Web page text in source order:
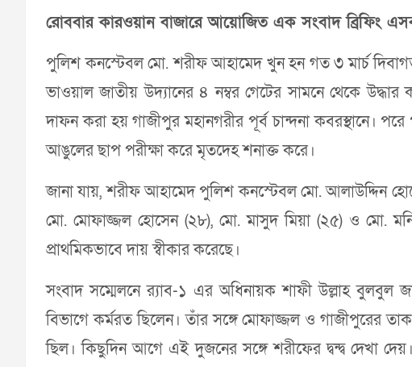
রোববার কারওয়ান বাজারে আয়োজিত এক সংবাদ ব্রিফিং
পুলিশ কনস্টেবল মো. শরীফ আহামেদ খুন হন গত ৩ মার্চ
ভাওয়াল জাতীয় উদ্যানের ৪ নম্বর গেটের সামনে থেকে
দাফন করা হয় গাজীপুর মহানগরীর পূর্ব চান্দনা কবরস্থানে।
আঙুলের ছাপ পরীক্ষা করে মৃতদেহ শনাক্ত করে।
জানা যায়, শরীফ আহামেদ পুলিশ কনস্টেবল মো. আলাউদ্দিন
মো. মোফাজ্জল হোসেন (২৮), মো. মাসুদ মিয়া (২৫) ও মো.
প্রাথমিকভাবে দায় স্বীকার করেছে।
সংবাদ সম্মেলনে র‍্যাব-১ এর অধিনায়ক শাফী উল্লাহ বুলবুল
বিভাগে কর্মরত ছিলেন। তাঁর সঙ্গে মোফাজ্জল ও গাজীপুরের
ছিল। কিছুদিন আগে এই দুজনের সঙ্গে শরীফের দ্বন্দ্ব দেখা